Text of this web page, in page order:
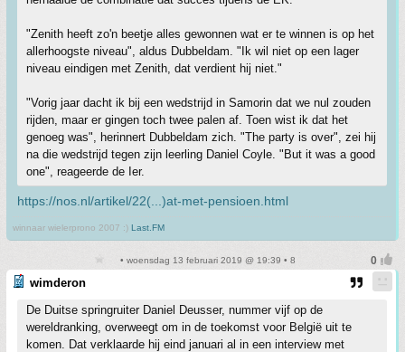
"Zenith heeft zo'n beetje alles gewonnen wat er te winnen is op het
allerhoogste niveau", aldus Dubbeldam. "Ik wil niet op een lager
niveau eindigen met Zenith, dat verdient hij niet."
"Vorig jaar dacht ik bij een wedstrijd in Samorin dat we nul zouden
rijden, maar er gingen toch twee palen af. Toen wist ik dat het
genoeg was", herinnert Dubbeldam zich. "The party is over", zei hij
na die wedstrijd tegen zijn leerling Daniel Coyle. "But it was a good
one", reageerde de Ier.
https://nos.nl/artikel/22(...)at-met-pensioen.html
winnaar wielerprono 2007 :) Last.FM
• woensdag 13 februari 2019 @ 19:39 • 8
wimderon
De Duitse springruiter Daniel Deusser, nummer vijf op de
wereldranking, overweegt om in de toekomst voor België uit te
komen. Dat verklaarde hij eind januari al in een interview met